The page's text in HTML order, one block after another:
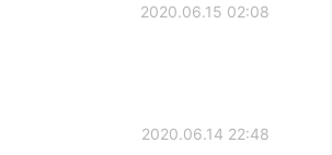
2020.06.15 02:08
2020.06.14 22:48